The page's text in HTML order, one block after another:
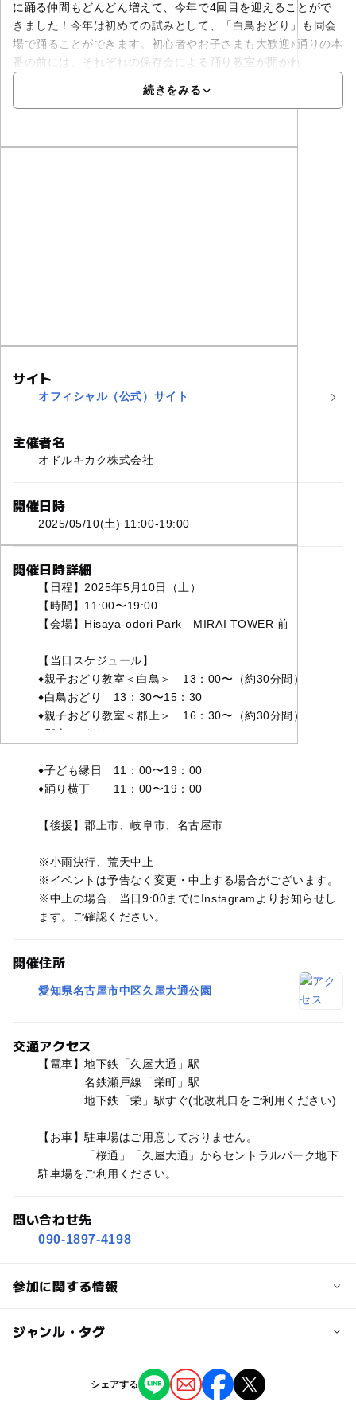
に踊る仲間もどんどん増えて、今年で4回目を迎えることがで
きました！今年は初めての試みとして、「白鳥おどり」も同会
場で踊ることができます。初心者やお子さまも大歓迎♪踊りの本
番の前には、それぞれの保存会による踊り教室が開かれ
続きをみる
サイト
オフィシャル（公式）サイト
主催者名
オドルキカク株式会社
開催日時
2025/05/10(土) 11:00-19:00
開催日時詳細
【日程】2025年5月10日（土）
【時間】11:00〜19:00
【会場】Hisaya-odori Park MIRAI TOWER 前
【当日スケジュール】
♦︎親子おどり教室＜白鳥＞ 13：00〜（約30分間）
♦︎白鳥おどり 13：30〜15：30
♦︎親子おどり教室＜郡上＞ 16：30〜（約30分間）
♦︎郡上おどり 17：00〜19：00
♦︎子ども縁日 11：00〜19：00
♦︎踊り横丁 11：00〜19：00
【後援】郡上市、岐阜市、名古屋市
※小雨決行、荒天中止
※イベントは予告なく変更・中止する場合がございます。
※中止の場合、当日9:00までにInstagramよりお知らせし
ます。ご確認ください。
開催住所
愛知県名古屋市中区久屋大通公園
交通アクセス
【電車】地下鉄「久屋大通」駅
名鉄瀬戸線「栄町」駅
地下鉄「栄」駅すぐ(北改札口をご利用ください)
【お車】駐車場はご用意しておりません。
「桜通」「久屋大通」からセントラルパーク地下
駐車場をご利用ください。
問い合わせ先
090-1897-4198
参加に関する情報
対象年齢
3歳･4歳･5歳･6歳(幼児) 小学生 中学生･高校生
ジャンル・タグ
シェアする